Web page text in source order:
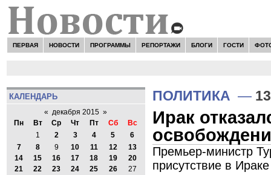
ПЕРВАЯ НОВОСТИ ПРОГРАММЫ РЕПОРТАЖИ БЛОГИ ГОСТИ
КАЛЕНДАРЬ
« декабря 2015 »
Пн
Вт Ср Чт Пт Сб
Вс
1
2 3 4 5
6
7
8 9 10 11 12
13
14
15 16 17 18 19
20
21
22 23 24 25 26
27
ПОЛИТИКА —
Ирак
Премьер-министр
присутствие в